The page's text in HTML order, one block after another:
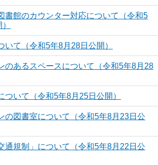
書館のカウンター対応について（令和5
いて（令和5年8月28日公開）
のあるスペースについて（令和5年8月28
ついて（令和5年8月25日公開）
の図書室について（令和5年8月23日公
通規制」について（令和5年8月22日公